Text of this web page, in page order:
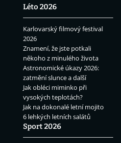
Léto 2026
Karlovarský filmový festival
2026
Znamení, že jste potkali
někoho z minulého života
Astronomické úkazy 2026:
zatmění slunce a další
Jak obléci miminko při
vysokých teplotách?
Jak na dokonalé letní mojito
6 lehkých letních salátů
Sport 2026